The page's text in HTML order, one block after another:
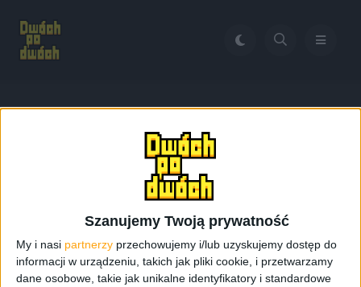
Szanujemy Twoją prywatność
My i nasi partnerzy przechowujemy i/lub uzyskujemy dostęp do
informacji w urządzeniu, takich jak pliki cookie, i przetwarzamy
dane osobowe, takie jak unikalne identyfikatory i standardowe
BlueTwelve Studio
BlueTwelve Studio